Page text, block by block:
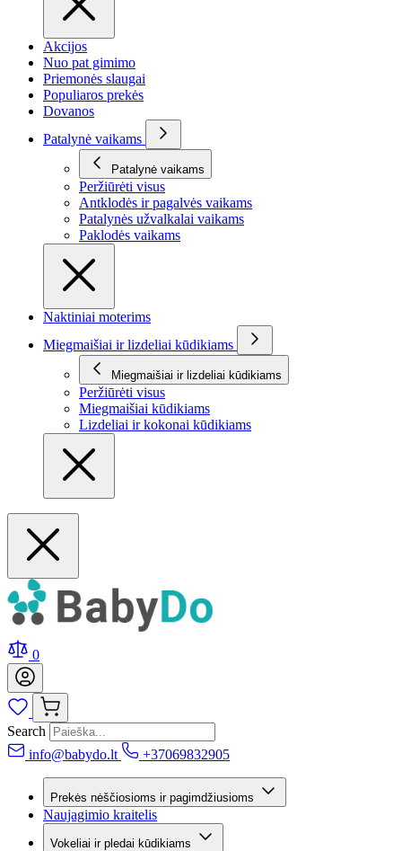
Akcijos
Nuo pat gimimo
Priemonės slaugai
Populiaros prekės
Dovanos
Patalynė vaikams
Patalynė vaikams
Peržiūrėti visus
Antklodės ir pagalvės vaikams
Patalynės užvalkalai vaikams
Paklodės vaikams
Naktiniai moterims
Miegmaišiai ir lizdeliai kūdikiams
Miegmaišiai ir lizdeliai kūdikiams
Peržiūrėti visus
Miegmaišiai kūdikiams
Lizdeliai ir kokonai kūdikiams
0
Search
info@babydo.lt
+37069832905
Prekės nėščiosioms ir pagimdžiusioms
Naujagimio kraitelis
Vokeliai ir pledai kūdikiams